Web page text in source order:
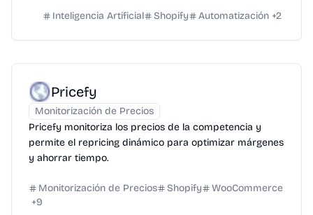
Inteligencia Artificial Shopify Automatización +2
Pricefy
Monitorización de Precios
Pricefy monitoriza los precios de la competencia y
permite el repricing dinámico para optimizar márgenes
y ahorrar tiempo.
Monitorización de Precios Shopify
WooCommerce
+9